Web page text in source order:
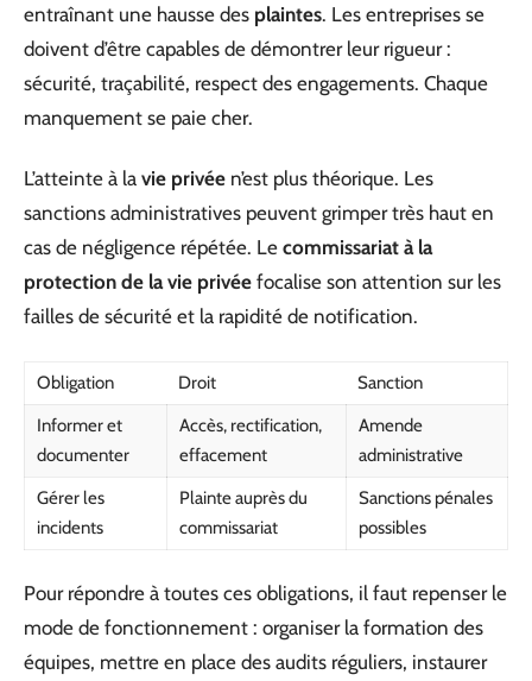
entraînant une hausse des plaintes. Les entreprises se
doivent d’être capables de démontrer leur rigueur :
sécurité, traçabilité, respect des engagements. Chaque
manquement se paie cher.
L’atteinte à la vie privée n’est plus théorique. Les
sanctions administratives peuvent grimper très haut en
cas de négligence répétée. Le commissariat à la
protection de la vie privée focalise son attention sur les
failles de sécurité et la rapidité de notification.
Obligation Droit
Sanction
Informer et
documenter
Accès, rectification,
effacement
Amende
administrative
Gérer les
incidents
Plainte auprès du
commissariat
Sanctions pénales
possibles
Pour répondre à toutes ces obligations, il faut repenser le
mode de fonctionnement : organiser la formation des
équipes, mettre en place des audits réguliers, instaurer